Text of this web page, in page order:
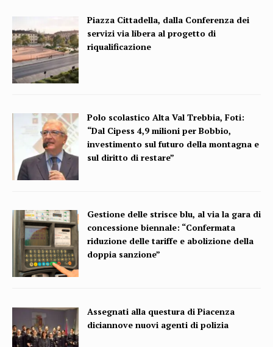
Piazza Cittadella, dalla Conferenza dei
servizi via libera al progetto di
riqualificazione
Polo scolastico Alta Val Trebbia, Foti:
“Dal Cipess 4,9 milioni per Bobbio,
investimento sul futuro della montagna e
sul diritto di restare”
Gestione delle strisce blu, al via la gara di
concessione biennale: “Confermata
riduzione delle tariffe e abolizione della
doppia sanzione”
Assegnati alla questura di Piacenza
diciannove nuovi agenti di polizia